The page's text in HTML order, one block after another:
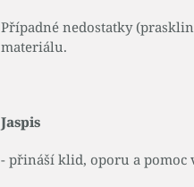
Případné nedostatky
materiálu.
Jaspis
- přináší klid, oporu a pomoc